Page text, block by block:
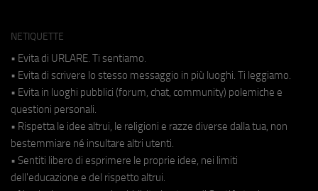
NETIQUETTE
• Evita di URLARE. Ti sentiamo.
• Evita di scrivere lo stesso messaggio in più luoghi. Ti leggiamo.
• Evita in luoghi pubblici (forum, chat, community) polemiche e
questioni personali.
• Rispetta le idee altrui, le religioni e razze diverse dalla tua, non
bestemmiare né insultare altri utenti.
• Sentiti libero di esprimere le proprie idee, nei limiti
dell'educazione e del rispetto altrui.